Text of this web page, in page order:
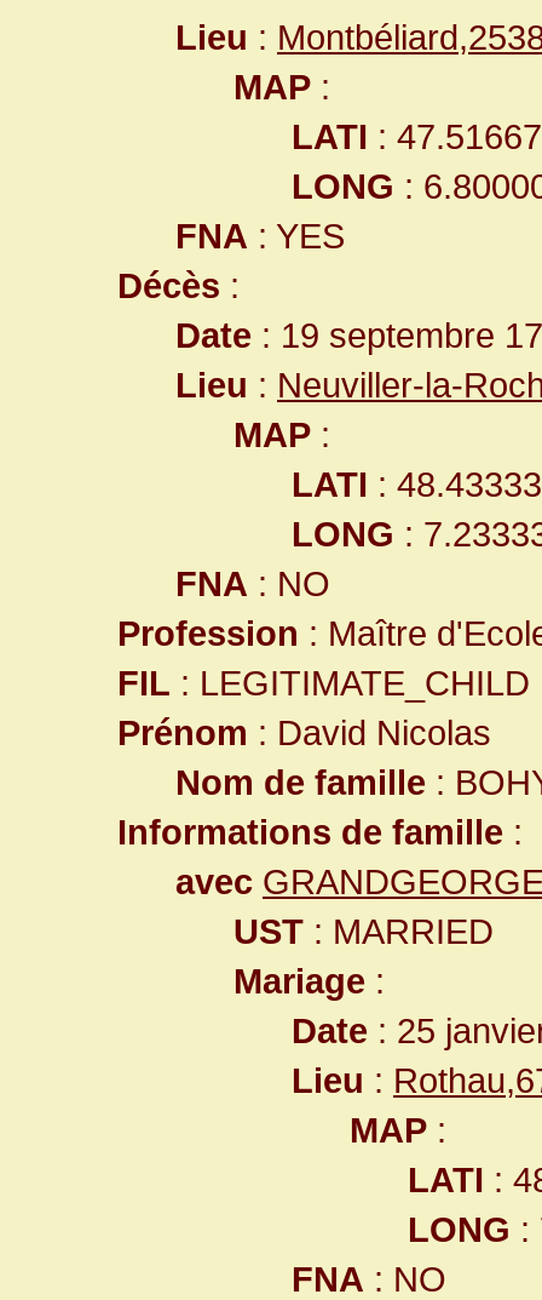
Lieu :
MAP :
LATI :
LONG :
FNA : YES
Décès :
Date : 19 septembre
Lieu : Neuviller-la-
MAP :
LATI :
LONG :
FNA : NO
Profession : Maître
FIL : LEGITIMATE_CHILD
Prénom : David Nicolas
Nom de famille :
Informations de famille :
avec
UST : MARRIED
Mariage :
Date : 25
Lieu :
MAP :
LATI :
LONG :
FNA : NO